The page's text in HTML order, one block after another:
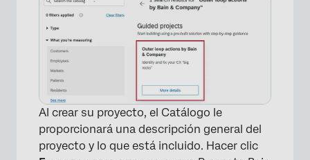
Al crear su proyecto, el Catálogo le
proporcionará una descripción general del
proyecto y lo que está incluido. Hacer clic